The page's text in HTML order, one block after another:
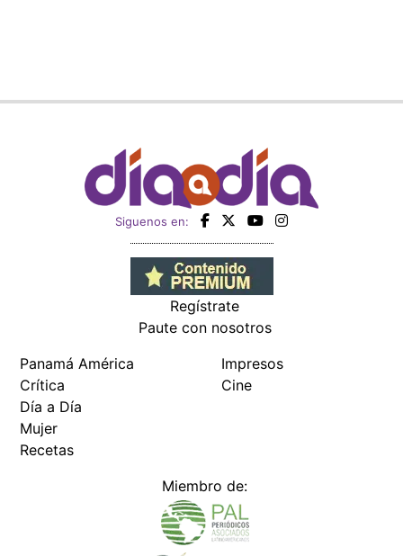
Siguenos en:
Regístrate
Paute con nosotros
Panamá América
Crítica
Día a Día
Mujer
Recetas
Impresos
Cine
Miembro de: